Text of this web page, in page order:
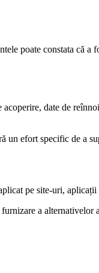
poate constata că a
date de
un efort specific de a
pe site-uri,
a